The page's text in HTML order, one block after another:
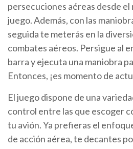
persecuciones aéreas desde el
juego. Además, con las
seguida te meterás en la
combates aéreos. Persigue al
barra y ejecuta una maniobra
Entonces, ¡es momento de
El juego dispone de una
control entre las que escoger
tu avión. Ya prefieras el
de acción aérea, te decantes